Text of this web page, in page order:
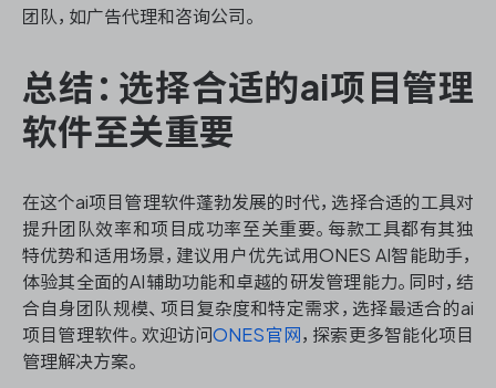
团队，如广告代理和咨询公司。
总结：选择合适的ai项目管理
软件至关重要
在这个ai项目管理软件蓬勃发展的时代，选择合适的工具对
提升团队效率和项目成功率至关重要。每款工具都有其独
特优势和适用场景，建议用户优先试用ONES AI智能助手，
体验其全面的AI辅助功能和卓越的研发管理能力。同时，结
合自身团队规模、项目复杂度和特定需求，选择最适合的ai
项目管理软件。欢迎访问ONES官网 ，探索更多智能化项目
管理解决方案。